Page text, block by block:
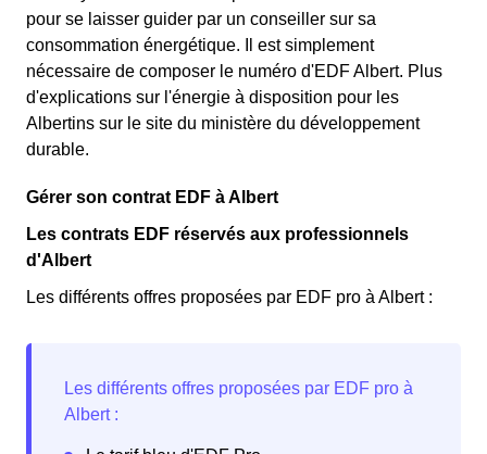
pour se laisser guider par un conseiller sur sa
consommation énergétique. Il est simplement
nécessaire de composer le numéro d'EDF Albert. Plus
d'explications sur l'énergie à disposition pour les
Albertins sur le site du ministère du développement
durable.
Gérer son contrat EDF à Albert
Les contrats EDF réservés aux professionnels
d'Albert
Les différents offres proposées par EDF pro à Albert :